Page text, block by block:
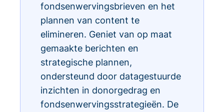
fondsenwervingsbrieven en het
plannen van content te
elimineren. Geniet van op maat
gemaakte berichten en
strategische plannen,
ondersteund door datagestuurde
inzichten in donorgedrag en
fondsenwervingsstrategieën. De